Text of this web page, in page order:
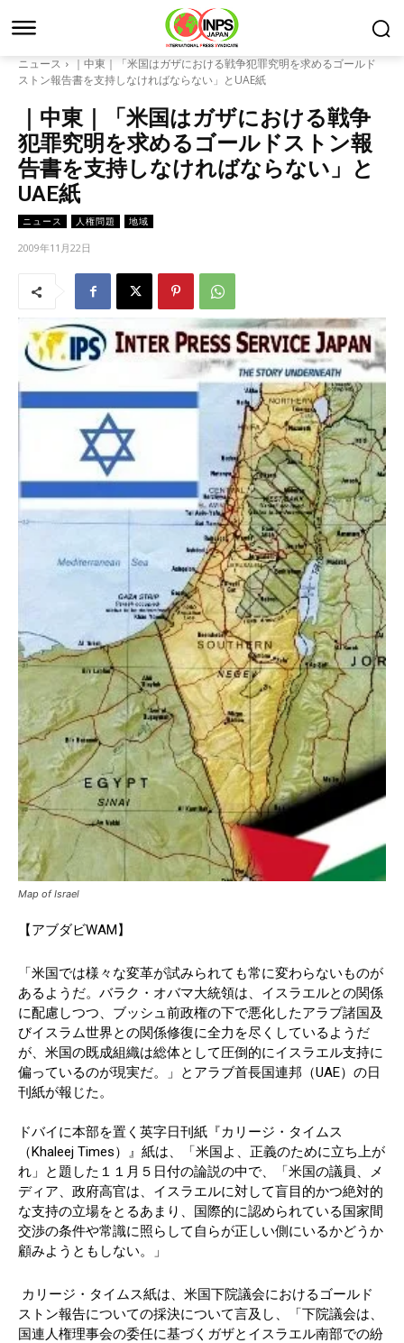
ニュース
｜中東｜「米国はガザにおける戦争犯罪究明を求めるゴールド
ストン報告書を支持しなければならない」とUAE紙
｜中東｜「米国はガザにおける戦争
犯罪究明を求めるゴールドストン報
告書を支持しなければならない」と
UAE紙
ニュース 人権問題 地域
2009年11月22日
Map of Israel
【アブダビWAM】
「米国では様々な変革が試みられても常に変わらないものが
あるようだ。バラク・オバマ大統領は、イスラエルとの関係
に配慮しつつ、ブッシュ前政権の下で悪化したアラブ諸国及
びイスラム世界との関係修復に全力を尽くしているようだ
が、米国の既成組織は総体として圧倒的にイスラエル支持に
偏っているのが現実だ。」とアラブ首長国連邦（UAE）の日
刊紙が報じた。
ドバイに本部を置く英字日刊紙『カリージ・タイムス
（Khaleej Times）』紙は、「米国よ、正義のために立ち上が
れ」と題した１１月５日付の論説の中で、「米国の議員、メ
ディア、政府高官は、イスラエルに対して盲目的かつ絶対的
な支持の立場をとるあまり、国際的に認められている国家間
交渉の条件や常識に照らして自らが正しい側にいるかどうか
顧みようともしない。」
カリージ・タイムス紙は、米国下院議会におけるゴールド
ストン報告についての採決について言及し、「下院議会は、
国連人権理事会の委任に基づくガザとイスラエル南部での紛